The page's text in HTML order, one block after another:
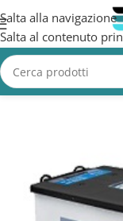
Salta alla navigazione
Salta al contenuto
Home/CAMION/